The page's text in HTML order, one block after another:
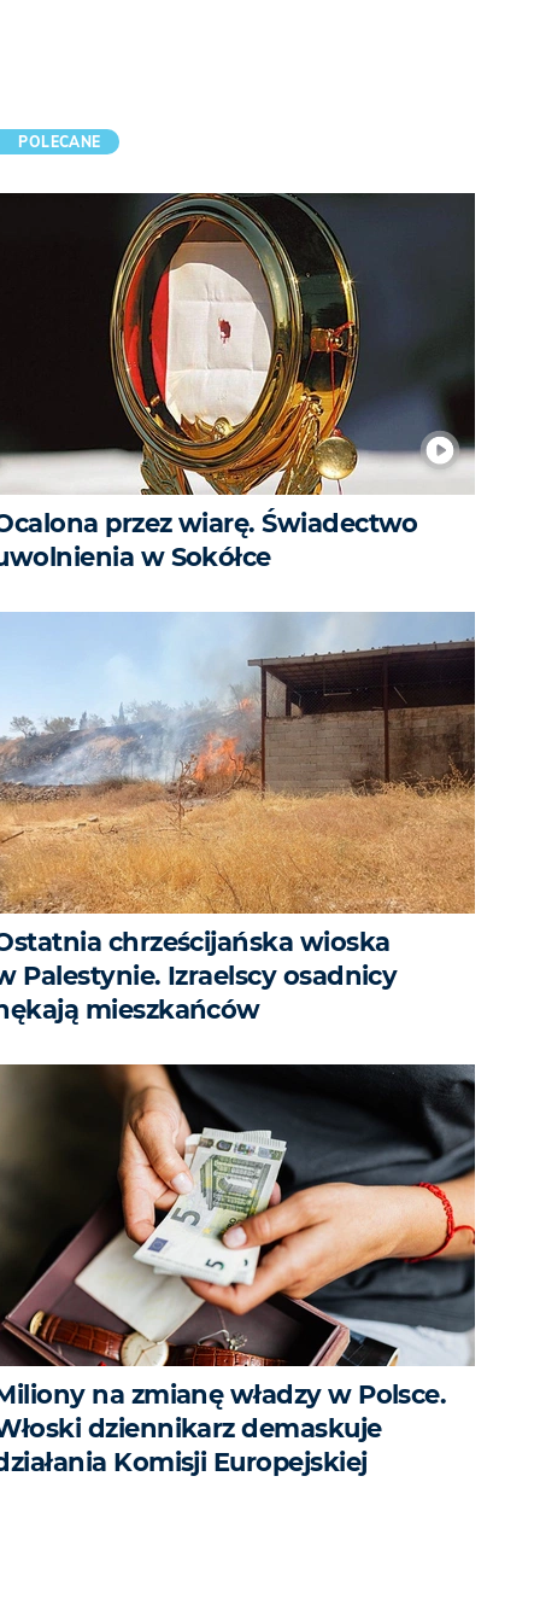
POLECANE
przez wiarę. Świadectwo
w Sokółce
chrześcijańska wioska
Palestynie. Izraelscy osadnicy
mieszkańców
na zmianę władzy w Polsce.
dziennikarz demaskuje
Komisji Europejskiej